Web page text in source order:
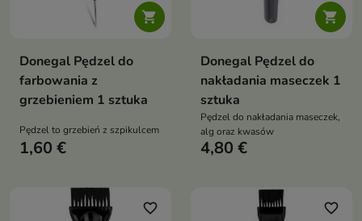

Donegal Pędzel do
farbowania z
grzebieniem 1 sztuka
Pędzel to grzebień z szpikulcem
1,60 €

Donegal Pędzel do
nakładania maseczek 1
sztuka
Pędzel do nakładania maseczek,
alg oraz kwasów
4,80 €
favorite_border favorite_border